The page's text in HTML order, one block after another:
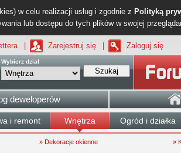
w celu realizacji usług i zgodnie z Polityką
lub dostępu do tych plików w swojej
Zarejestruj się Zaloguj się
Wybierz dział
Szukaj
deweloperów
i remont Wnętrza Ogród i działka
» Dekoracje okienne
»